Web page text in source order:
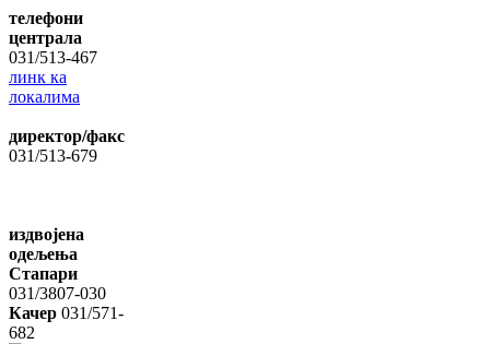
телефони
централа
031/513-467
линк ка
локалима
директор/факс
031/513-679
издвојена
одељења
Стапари
031/3807-030
Качер 031/571-
682